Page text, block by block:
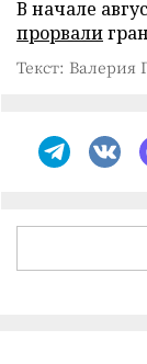
В начале
прорвали
Текст: Валерия